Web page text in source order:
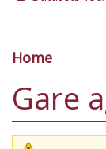
Tu sei
Home
Gare